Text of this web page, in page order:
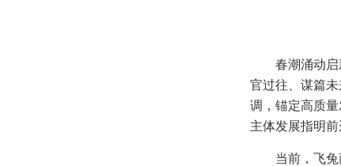
春潮涌动
官过往、谋篇
调，锚定高质
主体发展指明前
当前，飞